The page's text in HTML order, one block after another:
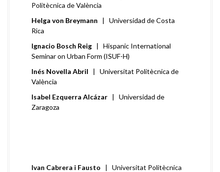
Politècnica de València
Helga von Breymann | Universidad de Costa
Rica
Ignacio Bosch Reig | Hispanic International
Seminar on Urban Form (ISUF-H)
Inés Novella Abril | Universitat Politècnica de
València
Isabel Ezquerra Alcázar | Universidad de
Zaragoza
Ivan Cabrera i Fausto | Universitat Politècnica